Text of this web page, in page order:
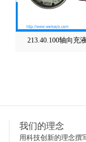
213.40.100轴向充
我们的理念
用科技创新的理念撰